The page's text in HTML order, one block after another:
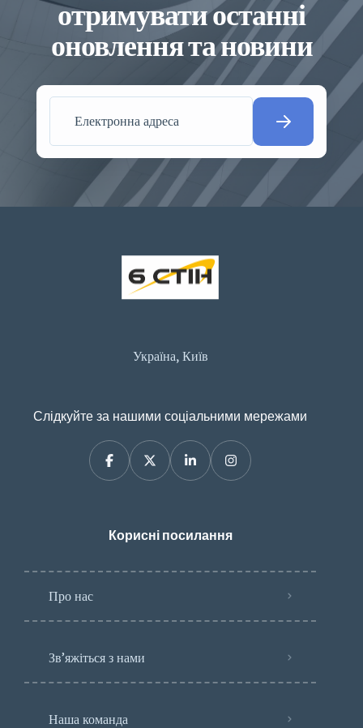
отримувати останні
оновлення та новини
Україна, Київ
Слідкуйте за нашими соціальними мережами
Корисні посилання
Про нас
Зв’яжіться з нами
Наша команда